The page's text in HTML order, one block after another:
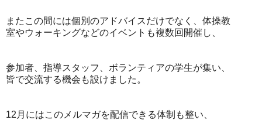
またこの間には個別のアドバイスだけでなく、体操教
室やウォーキングなどのイベントも複数回開催し、
参加者、指導スタッフ、ボランティアの学生が集い、
皆で交流する機会も設けました。
12月にはこのメルマガを配信できる体制も整い、